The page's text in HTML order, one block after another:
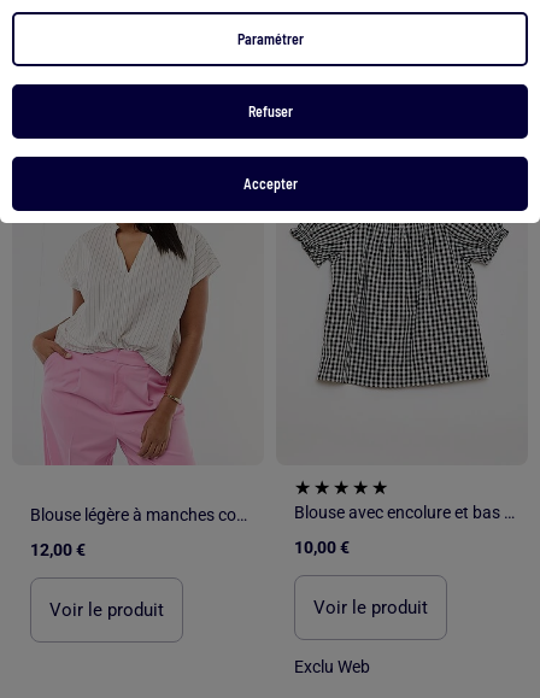
Paramétrer
Refuser
Accepter
Blouse légère à manches courtes
12,00 €
Voir le produit
Blouse avec encolure et bas de manches élastiqués - Collection facile à enfiler
10,00 €
Voir le produit
Exclu Web